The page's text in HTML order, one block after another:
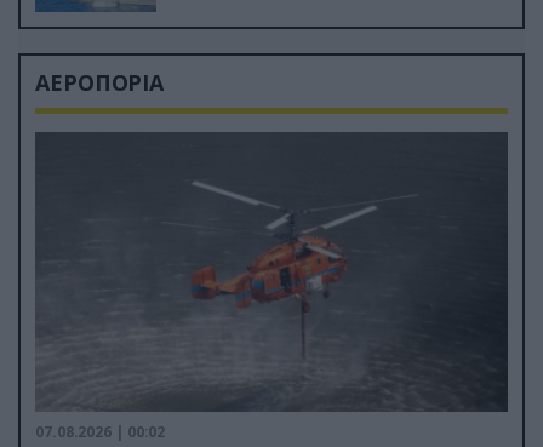
ΑΕΡΟΠΟΡΙΑ
07.08.2026 | 00:02